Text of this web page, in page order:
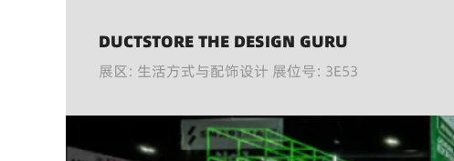
DUCTSTORE THE DESIGN GURU
展区: 生活方式与配饰设计 展位号: 3E53